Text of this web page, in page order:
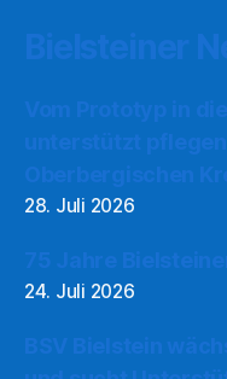
28. Juli 2026
24. Juli 2026